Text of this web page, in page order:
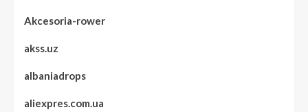
Akcesoria-rower
akss.uz
albaniadrops
aliexpres.com.ua